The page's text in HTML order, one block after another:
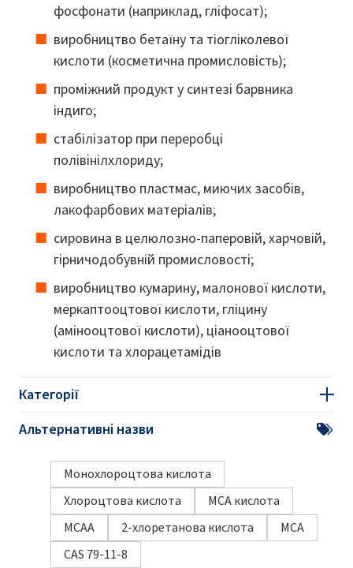
фосфонати (наприклад, гліфосат);
виробництво бетаїну та тіогліколевої
кислоти (косметична промисловість);
проміжний продукт у синтезі барвника
індиго;
стабілізатор при переробці
полівінілхлориду;
виробництво пластмас, миючих засобів,
лакофарбових матеріалів;
сировина в целюлозно-паперовій, харчовій,
гірничодобувній промисловості;
виробництво кумарину, малонової кислоти,
меркаптооцтової кислоти, гліцину
(амінооцтової кислоти), ціанооцтової
кислоти та хлорацетамідів
Категорії
Альтернативні назви
Монохлороцтова кислота
Хлороцтова кислота
MCA кислота
MCAA
2-хлоретанова кислота
MCA
CAS 79-11-8